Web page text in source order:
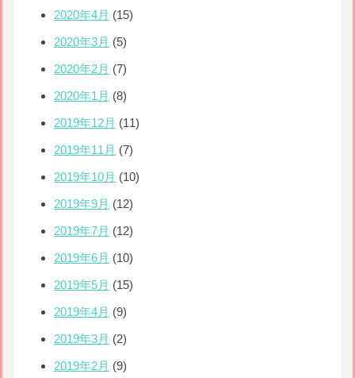
2020年4月 (15)
2020年3月 (5)
2020年2月 (7)
2020年1月 (8)
2019年12月 (11)
2019年11月 (7)
2019年10月 (10)
2019年9月 (12)
2019年7月 (12)
2019年6月 (10)
2019年5月 (15)
2019年4月 (9)
2019年3月 (2)
2019年2月 (9)